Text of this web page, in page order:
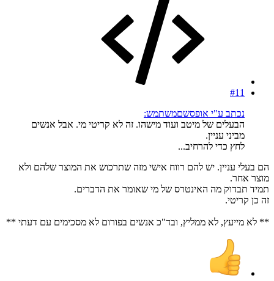
#11
נכתב ע"י אופסשםמשתמש:
הבעלים של מיטב ועוד מישהו. זה לא קריטי מי. אבל אנשים
מביני עניין.
לחץ כדי להרחיב...
הם בעלי עניין. יש להם רווח אישי מזה שתרכוש את המוצר שלהם ולא
מוצר אחר.
תמיד תבדוק מה האינטרס של מי שאומר את הדברים.
זה כן קריטי.
** לא מייעץ, לא ממליץ, ובד"כ אנשים בפורום לא מסכימים עם דעתי **